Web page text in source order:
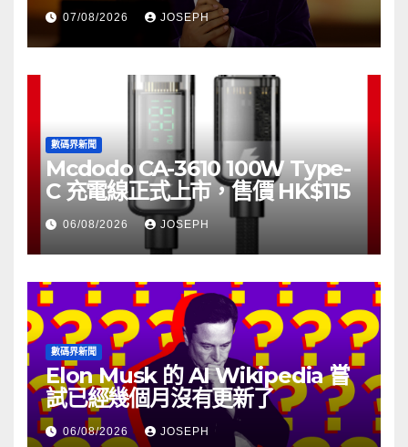
07/08/2026 JOSEPH
數碼界新聞
Mcdodo CA-3610 100W Type-
C 充電線正式上市，售價 HK$115
06/08/2026 JOSEPH
數碼界新聞
Elon Musk 的 AI Wikipedia 嘗
試已經幾個月沒有更新了
06/08/2026 JOSEPH